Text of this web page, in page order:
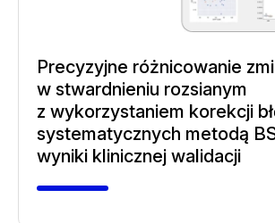
Precyzyjne różnicowanie
w stwardnieniu rozsianym
z wykorzystaniem korekcji
systematycznych metodą
wyniki klinicznej walidacji